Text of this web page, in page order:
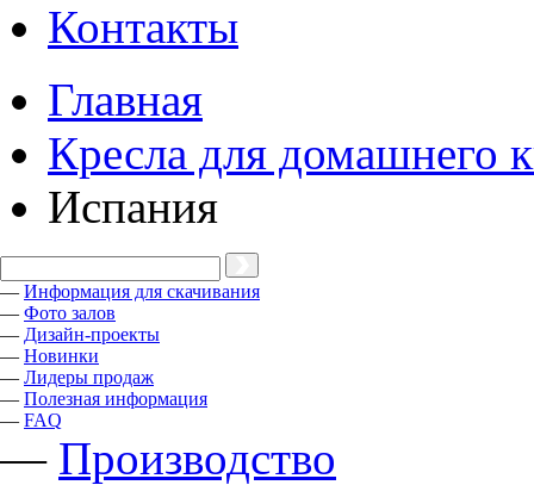
Контакты
Главная
Кресла для домашнего
Испания
— Информация для скачивания
— Фото залов
— Дизайн-проекты
— Новинки
— Лидеры продаж
— Полезная информация
— FAQ
— Производство